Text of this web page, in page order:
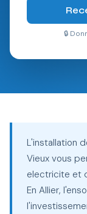
🔒
L'installation
Vieux vous
electricite et
En Allier,